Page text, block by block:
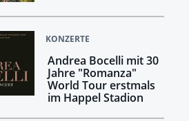
KONZERTE
Andrea Bocelli mit 30
Jahre "Romanza"
World Tour erstmals
im Happel Stadion